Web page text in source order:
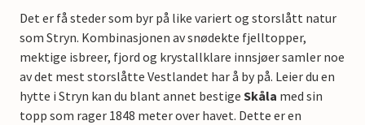
Det er få steder som byr på like variert og storslått natur
som Stryn. Kombinasjonen av snødekte fjelltopper,
mektige isbreer, fjord og krystallklare innsjøer samler noe
av det mest storslåtte Vestlandet har å by på. Leier du en
hytte i Stryn kan du blant annet bestige Skåla med sin
topp som rager 1848 meter over havet. Dette er en